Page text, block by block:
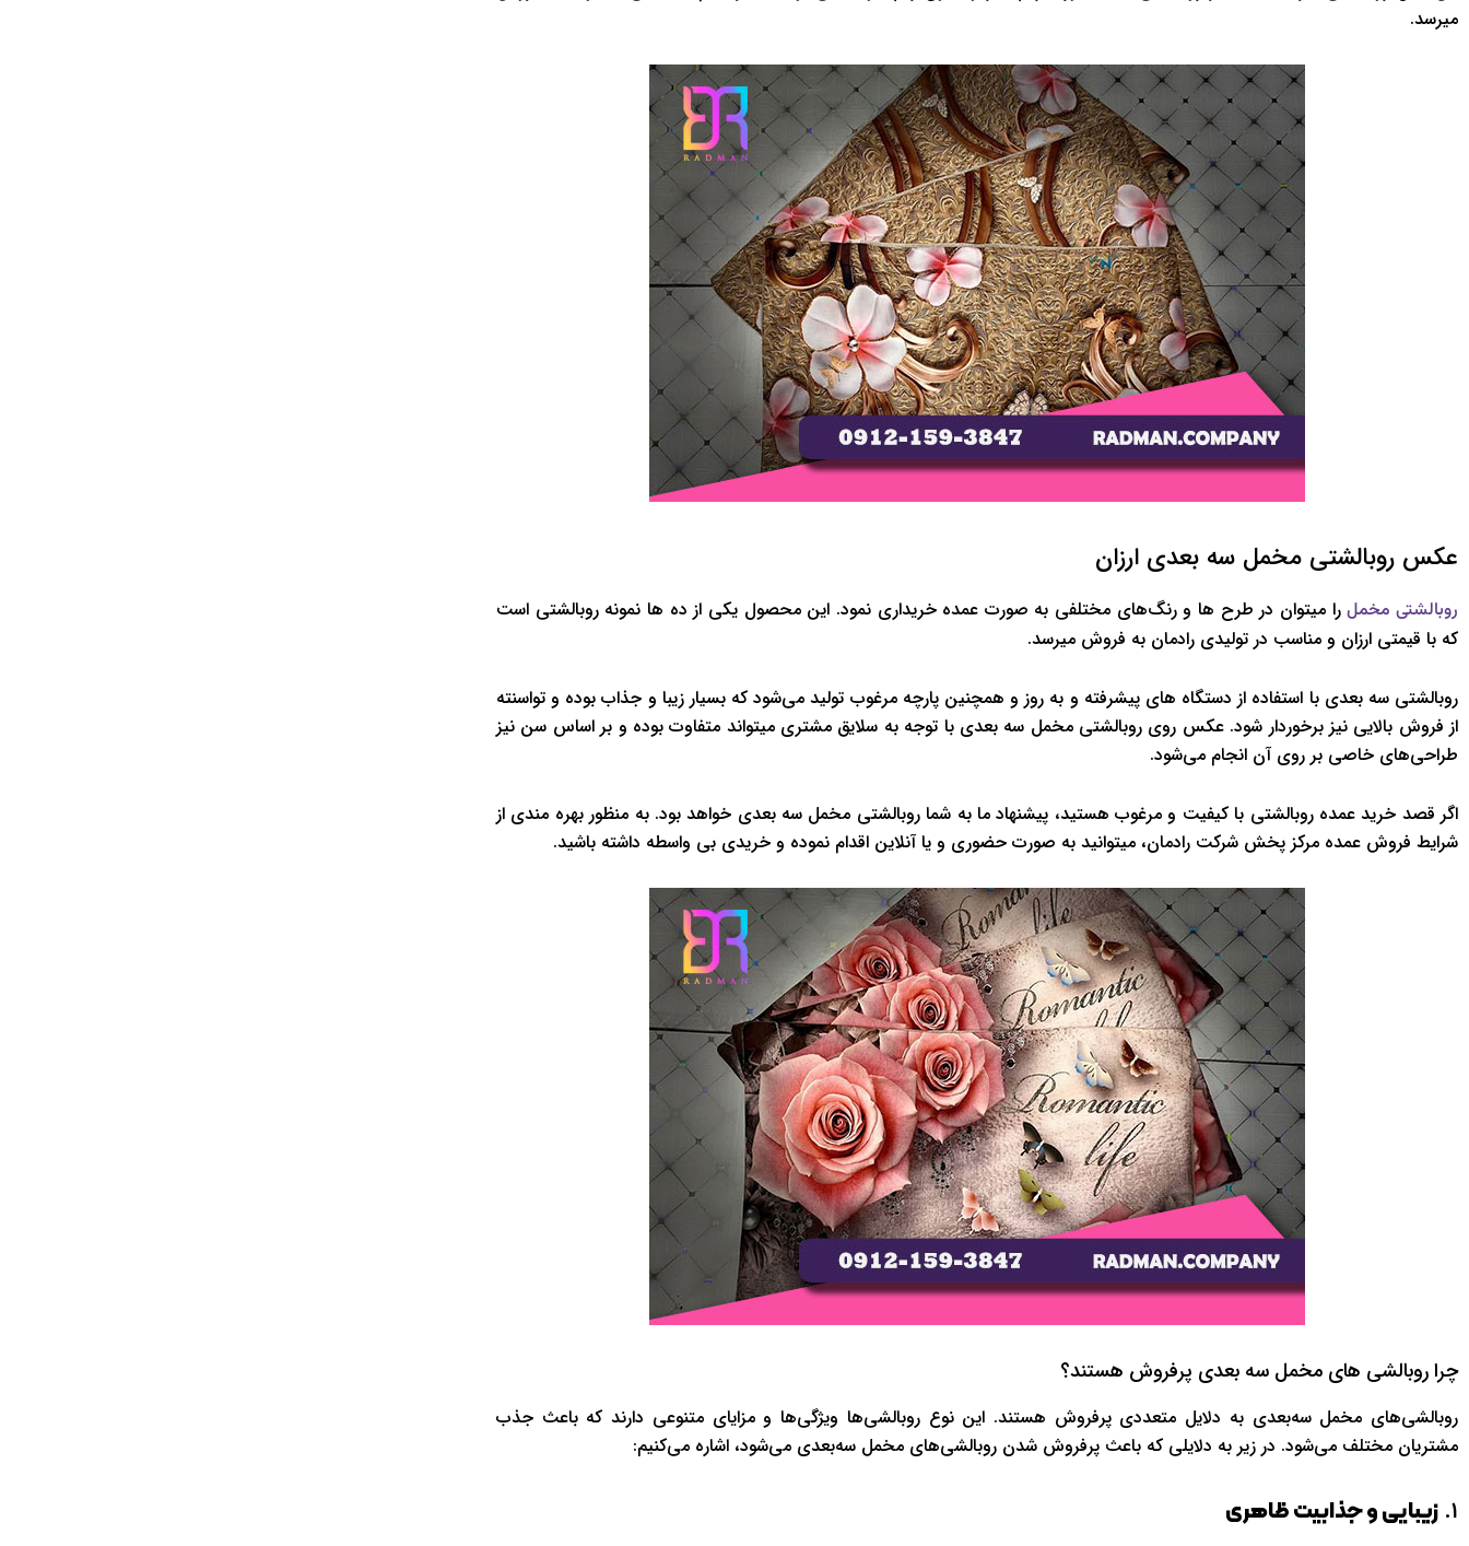
میرسد.
عکس روبالشتی مخمل سه بعدی ارزان
روبالشتی مخملرا میتوان در طرح ها و رنگ‌های مختلفی به صورت عمده خریداری نمود. این محصول یکی از ده ها نمونه روبالشتی است
که با قیمتی ارزان و مناسب در تولیدی رادمان به فروش میرسد.
روبالشتی سه بعدی با استفاده از دستگاه های پیشرفته و به روز و همچنین پارچه مرغوب تولید می‌شود که بسیار زیبا و جذاب بوده و تواسنته
از فروش بالایی نیز برخوردار شود. عکس روی روبالشتی مخمل سه بعدی با توجه به سلایق مشتری میتواند متفاوت بوده و بر اساس سن نیز
طراحی‌های خاصی بر روی آن انجام می‌شود.
اگر قصد خرید عمده روبالشتی با کیفیت و مرغوب هستید، پیشنهاد ما به شما روبالشتی مخمل سه بعدی خواهد بود. به منظور بهره مندی از
شرایط فروش عمده مرکز پخش شرکت رادمان، میتوانید به صورت حضوری و یا آنلاین اقدام نموده و خریدی بی واسطه داشته باشید.
چرا روبالشی های مخمل سه بعدی پرفروش هستند؟
روبالشی‌های مخمل سه‌بعدی به دلایل متعددی پرفروش هستند. این نوع روبالشی‌ها ویژگی‌ها و مزایای متنوعی دارند که باعث جذب
مشتریان مختلف می‌شود. در زیر به دلایلی که باعث پرفروش شدن روبالشی‌های مخمل سه‌بعدی می‌شود، اشاره می‌کنیم:
1. زیبایی و جذابیت ظاهری